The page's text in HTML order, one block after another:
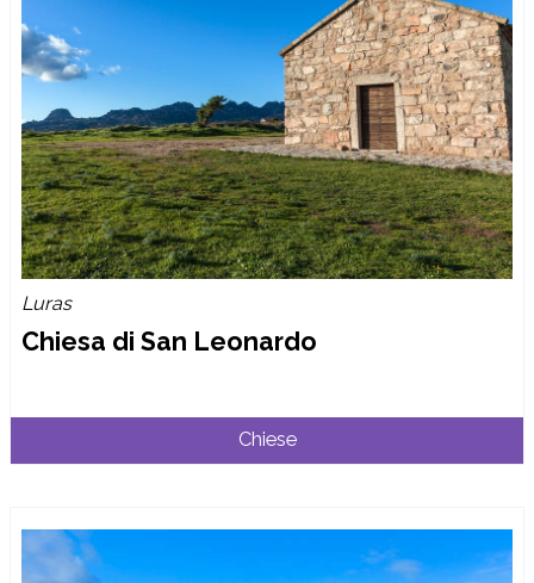
Luras
Chiesa di San Leonardo
Chiese